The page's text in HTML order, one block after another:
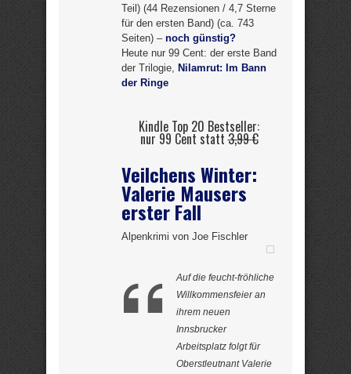
Teil) (44 Rezensionen / 4,7 Sterne
für den ersten Band) (ca. 743
Seiten) – noch günstig?
Heute nur 99 Cent: der erste Band
der Trilogie,
Nilamrut: Im Bann
der Ringe
Kindle Top 20 Bestseller:
nur 99 Cent statt3,99 €
Veilchens Winter:
Valerie Mausers
erster Fall
Alpenkrimi von Joe Fischler
Auf die feucht-fröhliche
Willkommensfeier an
ihrem neuen
Innsbrucker
Arbeitsplatz folgt für
Oberstleutnant Valerie